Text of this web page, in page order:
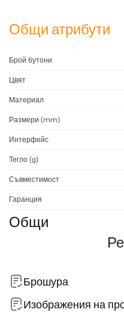
Общи атрибути
Брой бутони
Цвят
Материал
Размери (mm)
Интерфейс
Тегло (g)
Съвместимост
Гаранция
Общи
Брошура
Изображения на